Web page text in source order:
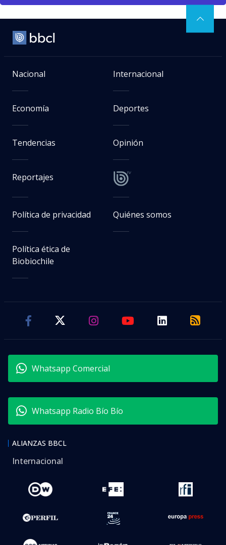
Nacional Internacional
Economía Deportes
Tendencias Opinión
Reportajes
Política de privacidad Quiénes somos
Política ética de
Biobiochile
Whatsapp Comercial
Whatsapp Radio Bío Bío
ALIANZAS BBCL
Internacional